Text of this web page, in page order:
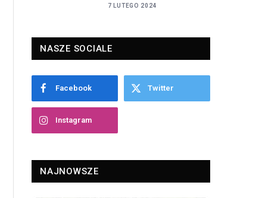
7 LUTEGO 2024
NASZE SOCIALE
Facebook Twitter
Instagram
NAJNOWSZE